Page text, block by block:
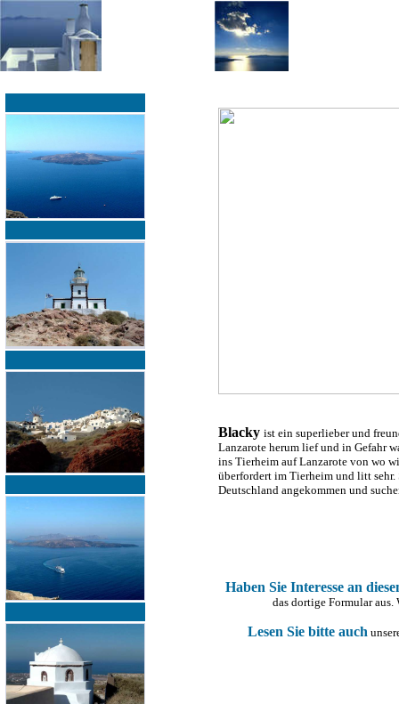
Blacky ist ein superlieber und
Lanzarote herum lief und in Gefahr
ins Tierheim auf Lanzarote von wo
überfordert im Tierheim und litt
Deutschland angekommen und
Haben Sie Interesse an
das dortige Formular
Lesen Sie bitte auch